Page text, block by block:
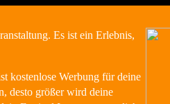
Es ist ein Erlebnis,
kostenlose Werbung für deine
desto größer wird deine